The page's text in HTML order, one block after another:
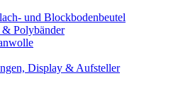
und Blockbodenbeutel
Polybänder
Display & Aufsteller